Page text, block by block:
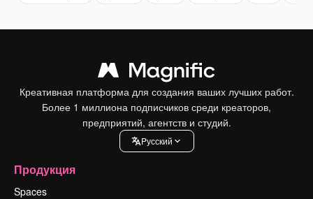
Креативная платформа для создания ваших лучших работ.
Более 1 миллиона подписчиков среди креаторов,
предприятий, агентств и студий.
Pусский
Продукция
Spaces